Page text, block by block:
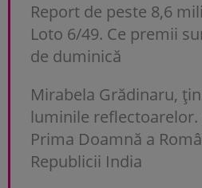
Report de peste 8,6
Loto 6/49. Ce premii
de duminică
Mirabela Grădinaru,
luminile
Prima Doamnă a
Republicii India